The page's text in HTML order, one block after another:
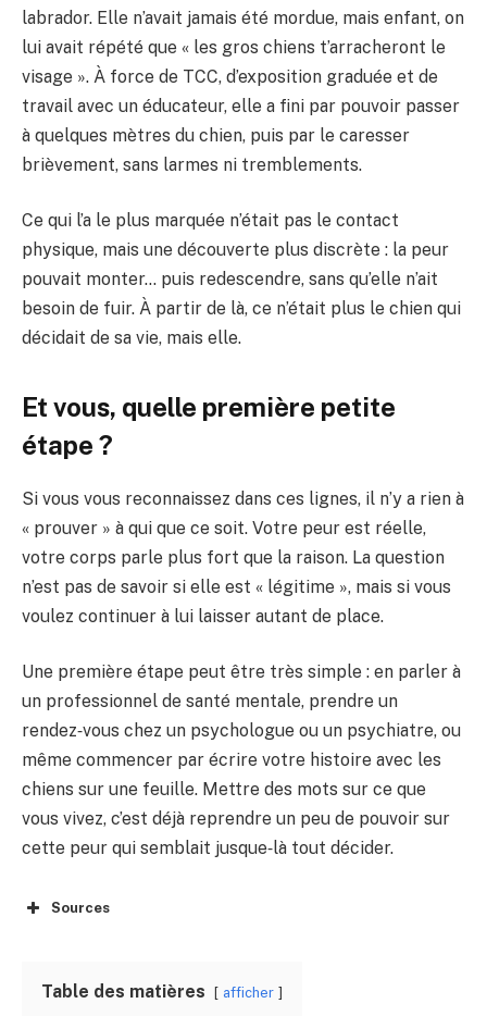
labrador. Elle n’avait jamais été mordue, mais enfant, on
lui avait répété que « les gros chiens t’arracheront le
visage ». À force de TCC, d’exposition graduée et de
travail avec un éducateur, elle a fini par pouvoir passer
à quelques mètres du chien, puis par le caresser
brièvement, sans larmes ni tremblements.
Ce qui l’a le plus marquée n’était pas le contact
physique, mais une découverte plus discrète : la peur
pouvait monter… puis redescendre, sans qu’elle n’ait
besoin de fuir. À partir de là, ce n’était plus le chien qui
décidait de sa vie, mais elle.
Et vous, quelle première petite
étape ?
Si vous vous reconnaissez dans ces lignes, il n’y a rien à
« prouver » à qui que ce soit. Votre peur est réelle,
votre corps parle plus fort que la raison. La question
n’est pas de savoir si elle est « légitime », mais si vous
voulez continuer à lui laisser autant de place.
Une première étape peut être très simple : en parler à
un professionnel de santé mentale, prendre un
rendez‑vous chez un psychologue ou un psychiatre, ou
même commencer par écrire votre histoire avec les
chiens sur une feuille. Mettre des mots sur ce que
vous vivez, c’est déjà reprendre un peu de pouvoir sur
cette peur qui semblait jusque‑là tout décider.
Sources
Table des matières afficher